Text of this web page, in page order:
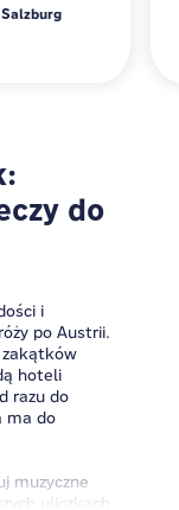
Salzburg
do
i
po Austrii.
hoteli
razu do
ma do
muzyczne
uliczkach